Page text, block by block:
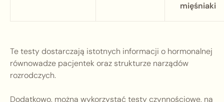
mięśniaki
Te testy dostarczają istotnych informacji o hormonalnej
równowadze pacjentek oraz strukturze narządów
rozrodczych.
Dodatkowo, można wykorzystać testy czynnościowe, na